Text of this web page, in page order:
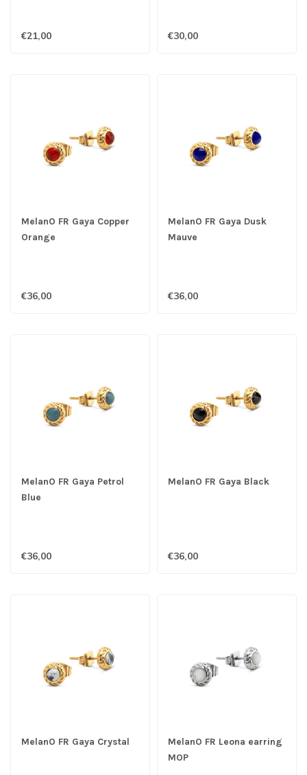
€21,00 €30,00
MelanO FR Gaya Copper
Orange
€36,00
MelanO FR Gaya Dusk
Mauve
€36,00
MelanO FR Gaya Petrol
Blue
€36,00
MelanO FR Gaya Black
€36,00
MelanO FR Gaya Crystal
MelanO FR Leona earring
MOP